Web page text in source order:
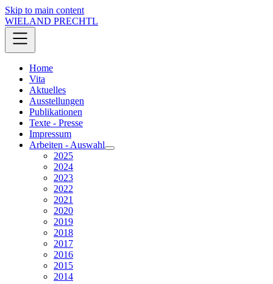
Skip to main content
WIELAND PRECHTL
Home
Vita
Aktuelles
Ausstellungen
Publikationen
Texte - Presse
Impressum
Arbeiten - Auswahl
2025
2024
2023
2022
2021
2020
2019
2018
2017
2016
2015
2014